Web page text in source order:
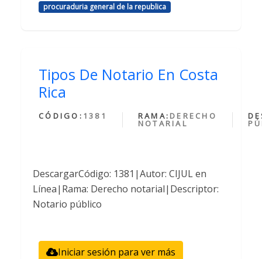
procuraduria general de la republica
Tipos De Notario En Costa
Rica
CÓDIGO: 1381 RAMA: DERECHO
NOTARIAL
DescargarCódigo: 1381|Autor: CIJUL en
Línea|Rama: Derecho notarial|Descriptor:
Notario público
Iniciar sesión para ver más